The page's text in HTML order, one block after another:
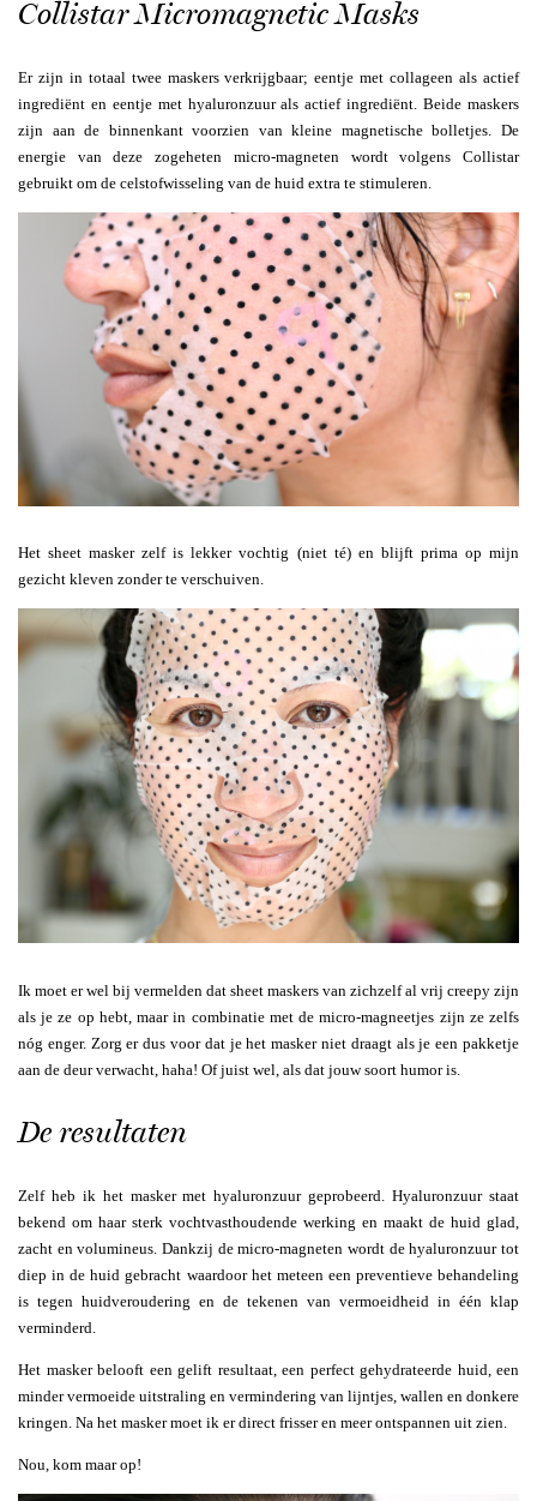
Collistar Micromagnetic Masks
Er zijn in totaal twee maskers verkrijgbaar; eentje met collageen als actief
ingrediënt en eentje met hyaluronzuur als actief ingrediënt. Beide maskers
zijn aan de binnenkant voorzien van kleine magnetische bolletjes. De
energie van deze zogeheten micro-magneten wordt volgens Collistar
gebruikt om de celstofwisseling van de huid extra te stimuleren.
Het sheet masker zelf is lekker vochtig (niet té) en blijft prima op mijn
gezicht kleven zonder te verschuiven.
Ik moet er wel bij vermelden dat sheet maskers van zichzelf al vrij creepy zijn
als je ze op hebt, maar in combinatie met de micro-magneetjes zijn ze zelfs
nóg enger. Zorg er dus voor dat je het masker niet draagt als je een pakketje
aan de deur verwacht, haha! Of juist wel, als dat jouw soort humor is.
De resultaten
Zelf heb ik het masker met hyaluronzuur geprobeerd. Hyaluronzuur staat
bekend om haar sterk vochtvasthoudende werking en maakt de huid glad,
zacht en volumineus. Dankzij de micro-magneten wordt de hyaluronzuur tot
diep in de huid gebracht waardoor het meteen een preventieve behandeling
is tegen huidveroudering en de tekenen van vermoeidheid in één klap
verminderd.
Het masker belooft een gelift resultaat, een perfect gehydrateerde huid, een
minder vermoeide uitstraling en vermindering van lijntjes, wallen en donkere
kringen. Na het masker moet ik er direct frisser en meer ontspannen uit zien.
Nou, kom maar op!